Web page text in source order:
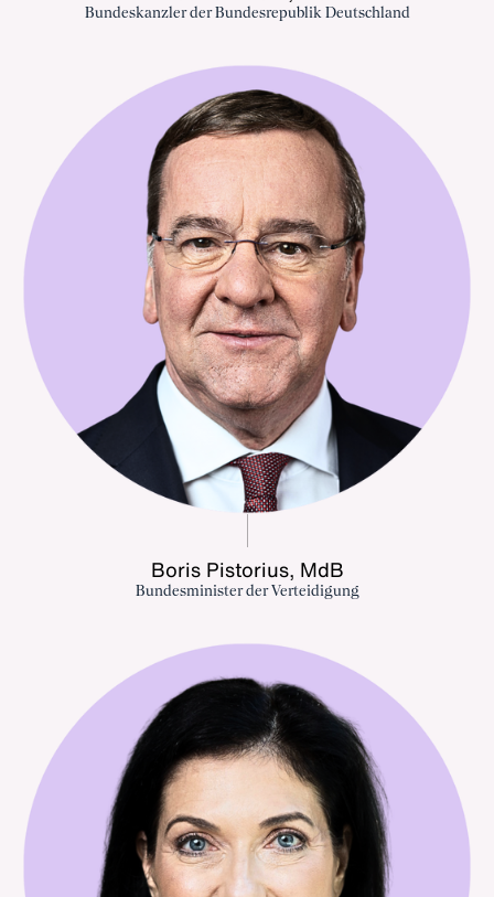
Bundeskanzler der Bundesrepublik Deutschland
Boris Pistorius, MdB
Bundesminister der Verteidigung